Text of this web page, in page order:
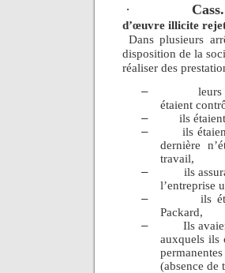
·
d’œuvre illicite
Dans plusieurs
disposition de la
réaliser des
–
étaient
–
ils
–
ils
dernière
travail,
–
ils
l’entreprise
–
ils
Packard,
–
Ils
auxquels ils
(absence de